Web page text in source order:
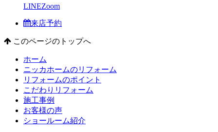
LINEZoom
来店予約
このページのトップへ
ホーム
ニッカホームのリフォーム
リフォームのポイント
こだわりリフォーム
施工事例
お客様の声
ショールーム紹介